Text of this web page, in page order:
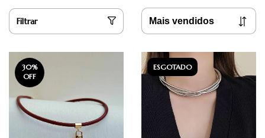
Filtrar
30%
OFF
ESGOTADO